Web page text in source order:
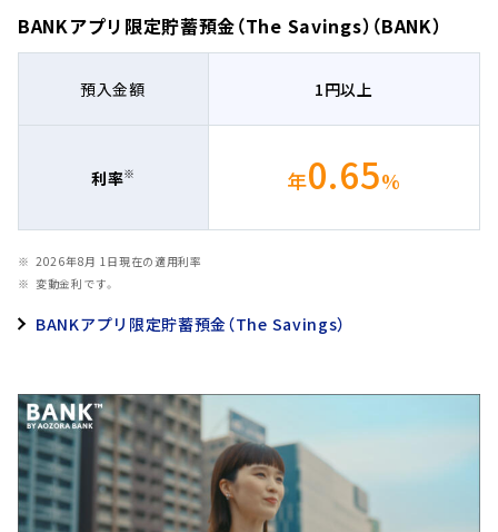
BANKアプリ限定貯蓄預金（The Savings）（BANK）
預入金額
利率※
1円以上
年0.65%
2026年8月 1日現在の適用利率
変動金利です。
BANKアプリ限定貯蓄預金（The Savings）